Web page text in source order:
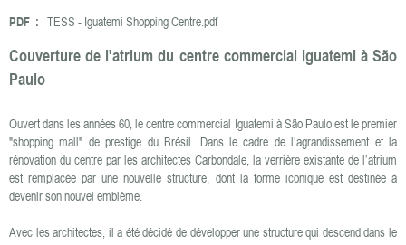
PDF : TESS - Iguatemi Shopping Centre.pdf
Couverture de l'atrium du centre commercial Iguatemi à São
Paulo
Ouvert dans les années 60, le centre commercial Iguatemi à São Paulo est le premier
"shopping mall" de prestige du Brésil. Dans le cadre de l’agrandissement et la
rénovation du centre par les architectes Carbondale, la verrière existante de l’atrium
est remplacée par une nouvelle structure, dont la forme iconique est destinée à
devenir son nouvel emblème.
Avec les architectes, il a été décidé de développer une structure qui descend dans le